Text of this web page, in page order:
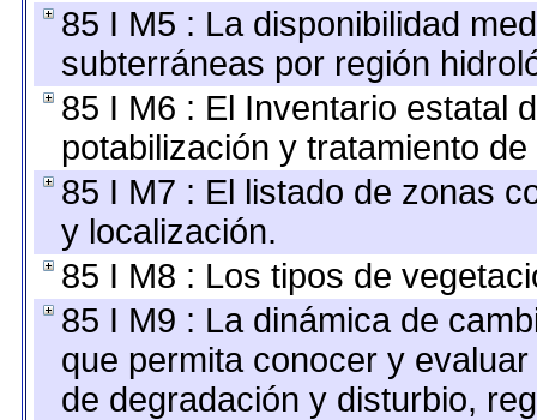
85 I M5 : La disponibilidad
subterráneas por región
85 I M6 : El Inventario estatal
potabilización y tratamiento
85 I M7 : El listado de zonas
y localización.
85 I M8 : Los tipos de
85 I M9 : La dinámica de
que permita conocer y
de degradación y disturbio,